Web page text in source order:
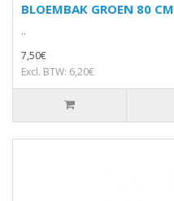
BLOEMBAK GROEN 80 CM
..
7,50€
Excl. BTW: 6,20€